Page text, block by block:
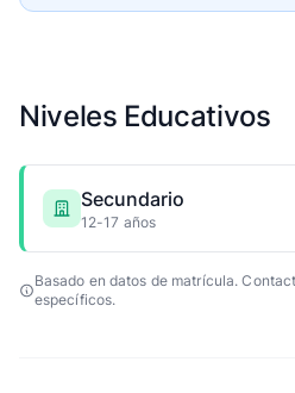
Niveles Educativos
Secundario
12-17 años
Basado en datos de matrícula.
específicos.